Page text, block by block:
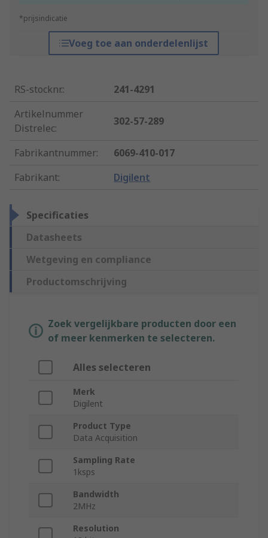
*prijsindicatie
Voeg toe aan onderdelenlijst
RS-stocknr.:
241-4291
Artikelnummer
Distrelec:
302-57-289
Fabrikantnummer:
6069-410-017
Fabrikant: Digilent
Specificaties
Datasheets
Wetgeving en compliance
Productomschrijving
Zoek vergelijkbare producten door een
of meer kenmerken te selecteren.
Alles selecteren
Merk
Digilent
Product Type
Data Acquisition
Sampling Rate
1ksps
Bandwidth
2MHz
Resolution